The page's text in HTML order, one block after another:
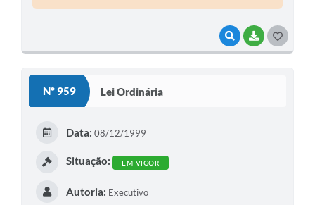
VISUALIZAR
BAIXAR
Nº 959 Lei Ordinária
Data: 08/12/1999
Situação: EM VIGOR
Autoria: Executivo